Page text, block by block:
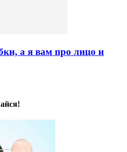
а я вам про лицо и